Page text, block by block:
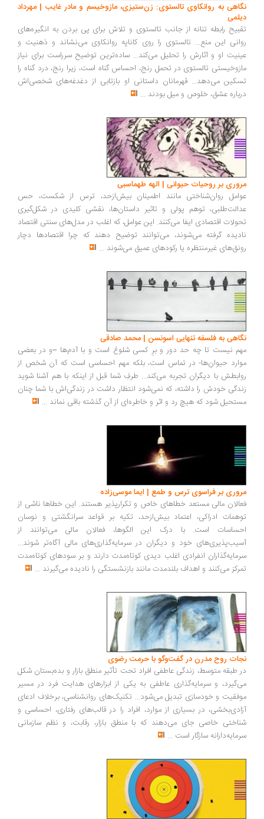
نگاهی به روانکاوی تالستوی: زن‌ستیزی، مازوخیسم و مادر غایب | مهرداد
دیلمی
تقبیح رابطه تنانه از جانب تالستوی و تلاش برای پی بردن به انگیره‌های
روانی این منع... تالستوی را روی کاناپه روانکاوی می‌نشاند و ذهنیت و
عینیت او و آثارش را تحلیل می‌کند... ساده‌ترین توضیح سرراست برای نیاز
مازوخیستی تالستوی در تحمل رنج، احساس گناه است، زیرا رنج، درد گناه را
تسکین می‌دهد... قهرمانان داستانی او بازتابی از دغدغه‌های شخصی‌اش
درباره عشق، خلوص و میل بودند ...
مروری بر روحیات حیوانی | الهه طهماسبی
عوامل روان‌شناختی مانند اطمینان بیش‌ازحد، ترس از شکست، حس
عدالت‌طلبی، توهم پولی و تاثیر داستان‌ها، نقشی کلیدی در شکل‌گیری
تحولات اقتصادی ایفا می‌کنند. این عوامل، که اغلب در مدل‌های سنتی اقتصاد
نادیده گرفته می‌شوند، می‌توانند توضیح دهند که چرا اقتصادها دچار
رونق‌های غیرمنتظره یا رکودهای عمیق می‌شوند ...
نگاهی به فلسفه تنهایی اسونسن | محمد صادقی
مهم نیست تا چه حد دور و برِ کسی شلوغ است و با آدم‌ها –و در بعضی
موارد حیوان‌ها- در تماس است، بلکه مهم احساسی است که آن شخص از
روابطش با دیگران تجربه می‌کند... طرفِ شما قبل از اینکه با هم آشنا شوید
زندگی خودش را داشته، که نمی‌شود انتظار داشت در زندگی‌اش با شما چنان
مستحیل شود که هیچ رد و اثر و خاطره‌ای از آن گذشته باقی نماند ...
مروری بر فراسوی ترس و طمع | ایما موسی‌زاده
فعالان مالی مستعد خطاهای خاص و تکرارپذیر هستند. این خطاها ناشی از
توهمات ادراکی، اعتماد بیش‌ازحد، تکیه بر قواعد سرانگشتی و نوسان
احساسات است. با درک این الگوها، فعالان مالی می‌توانند از
آسیب‌پذیری‌های خود و دیگران در سرمایه‌گذاری‌های مالی آگاه‌تر شوند...
سرمایه‌گذاران انفرادی اغلب دیدی کوتاه‌مدت دارند و بر سودهای کوتاه‌مدت
تمرکز می‌کنند و اهداف بلندمدت مانند بازنشستگی را نادیده می‌گیرند ...
نجات روح مدرن در گفت‌وگو با حرمت رضوی
در طبقه متوسط، زندگی عاطفی افراد تحت تأثیر منطق بازار و بده‌بستان شکل
می‌گیرد، و سرمایه‌گذاری عاطفی به یکی از ابزارهای هدایت فرد در مسیر
موفقیت و خودسازی تبدیل می‌شود... تکنیک‌های روانشناسی، برخلاف ادعای
آزادی‌بخشی، در بسیاری از موارد، افراد را در قالب‌های رفتاری، احساسی و
شناختی خاصی جای می‌دهند که با منطق بازار، رقابت، و نظم سازمانی
سرمایه‌دارانه سازگار است ...